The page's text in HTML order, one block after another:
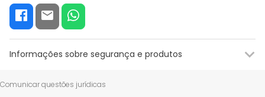
Informações sobre segurança e produtos
Recursos de segurança visual
Comunicar questões jurídicas